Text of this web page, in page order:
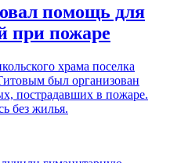
помощь для
при пожаре
храма поселка
был организован
пострадавших в пожаре.
без жилья.